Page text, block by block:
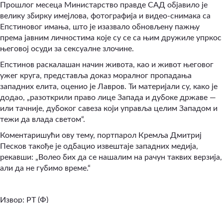
Прошлог месеца Министарство правде САД објавило је
велику збирку имејлова, фотографија и видео-снимака са
Епстиновог имања, што је изазвало обновљену пажњу
према јавним личностима које су се са њим дружиле упркос
његовој осуди за сексуалне злочине.
Епстинов раскалашан начин живота, као и живот његовог
ужег круга, представља доказ моралног пропадања
западних елита, оценио је Лавров. Ти материјали су, како је
додао, „разоткрили право лице Запада и дубоке државе —
или тачније, дубоког савеза који управља целим Западом и
тежи да влада светом“.
Коментаришући ову тему, портпарол Кремља Дмитриј
Песков такође је одбацио извештаје западних медија,
рекавши: „Волео бих да се нашалим на рачун таквих верзија,
али да не губимо време.“
Извор: РТ (Ф)